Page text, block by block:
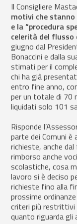
Il Consigliere
motivi che
e la “procedura
celerità del flusso
giugno dal
Bonaccini e dalla
stimati per il
chi ha già
entro fine anno,
per un totale di 70
liquidati solo 101
Risponde
parte dei Comuni
richieste, anche
rimborso anche
scolastiche, cosa
lavoro si è deciso
richieste fino alla
prossime
criteri più restrittivi
quanto riguarda gli